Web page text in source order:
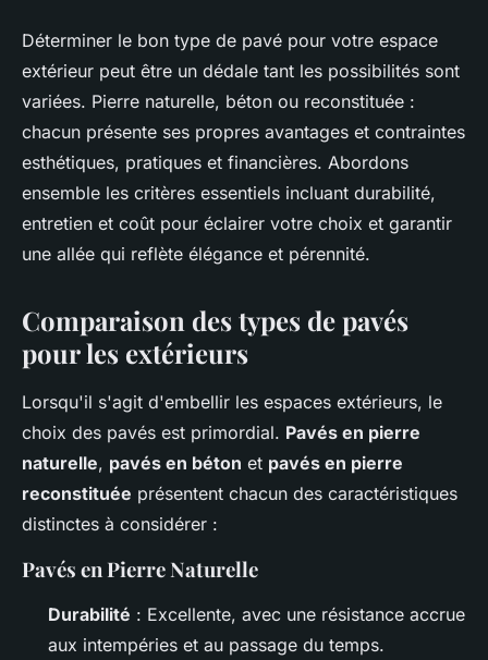
Déterminer le bon type de pavé pour votre espace
extérieur peut être un dédale tant les possibilités sont
variées. Pierre naturelle, béton ou reconstituée :
chacun présente ses propres avantages et contraintes
esthétiques, pratiques et financières. Abordons
ensemble les critères essentiels incluant durabilité,
entretien et coût pour éclairer votre choix et garantir
une allée qui reflète élégance et pérennité.
Comparaison des types de pavés
pour les extérieurs
Lorsqu'il s'agit d'embellir les espaces extérieurs, le
choix des pavés est primordial. Pavés en pierre
naturelle, pavés en béton et pavés en pierre
reconstituée présentent chacun des caractéristiques
distinctes à considérer :
Pavés en Pierre Naturelle
Durabilité : Excellente, avec une résistance accrue
aux intempéries et au passage du temps.